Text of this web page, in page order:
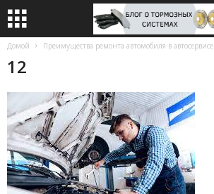
Домой Преимущества ремонта автомобиля в автосервисе
12